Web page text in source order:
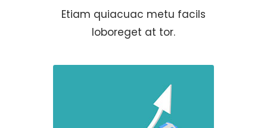
Etiam quiacuac metu facils
loboreget at tor.